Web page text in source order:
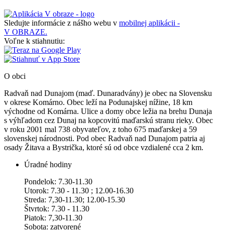
Sledujte informácie z nášho webu v mobilnej aplikácii -
V OBRAZE.
Voľne k stiahnutiu:
O obci
Radvaň nad Dunajom (maď. Dunaradvány) je obec na Slovensku
v okrese Komárno. Obec leží na Podunajskej nížine, 18 km
východne od Komárna. Ulice a domy obce ležia na brehu Dunaja
s výhľadom cez Dunaj na kopcovitú maďarskú stranu rieky. Obec
v roku 2001 mal 738 obyvateľov, z toho 675 maďarskej a 59
slovenskej národnosti. Pod obec Radvaň nad Dunajom patria aj
osady Žitava a Bystrička, ktoré sú od obce vzdialené cca 2 km.
Úradné hodiny
Pondelok: 7.30-11.30
Utorok: 7.30 - 11.30 ; 12.00-16.30
Streda: 7,30-11.30; 12.00-15.30
Štvrtok: 7.30 - 11.30
Piatok: 7,30-11.30
Sobota: zatvorené